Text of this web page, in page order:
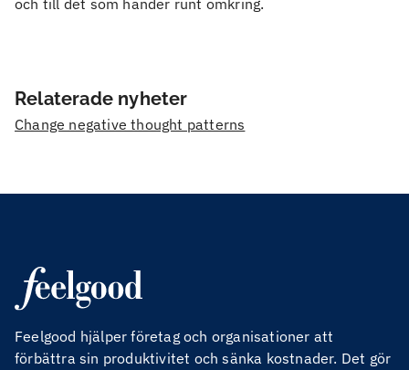
Relaterade nyheter
Change negative thought patterns
Feelgood hjälper företag och organisationer att
förbättra sin produktivitet och sänka kostnader. Det gör